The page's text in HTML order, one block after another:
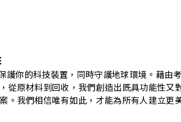
護你的科技裝置，同時守護地球環境。藉由
從原材料到回收，我們創造出既具功能性又
。我們相信唯有如此，才能為所有人建立更